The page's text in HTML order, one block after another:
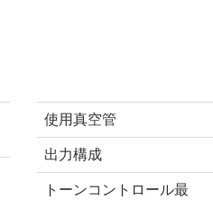
使用真空管
出力構成
トーンコントロール最